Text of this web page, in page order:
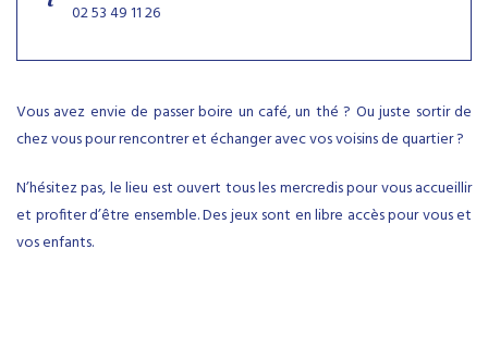
02 53 49 11 26
Vous avez envie de passer boire un café, un thé ? Ou juste sortir de
chez vous pour rencontrer et échanger avec vos voisins de quartier ?
N’hésitez pas, le lieu est ouvert tous les mercredis pour vous accueillir
et profiter d’être ensemble. Des jeux sont en libre accès pour vous et
vos enfants.